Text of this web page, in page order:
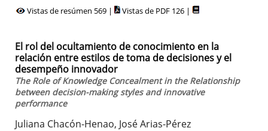
Vistas de resúmen 569 | Vistas de PDF 126 |
El rol del ocultamiento de conocimiento en la
relación entre estilos de toma de decisiones y el
desempeño innovador
The Role of Knowledge Concealment in the Relationship
between decision-making styles and innovative
performance
Juliana Chacón-Henao, José Arias-Pérez